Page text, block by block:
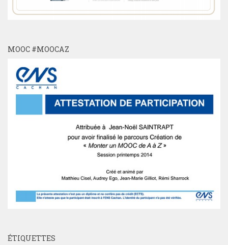
MOOC #MOOCAZ
ÉTIQUETTES